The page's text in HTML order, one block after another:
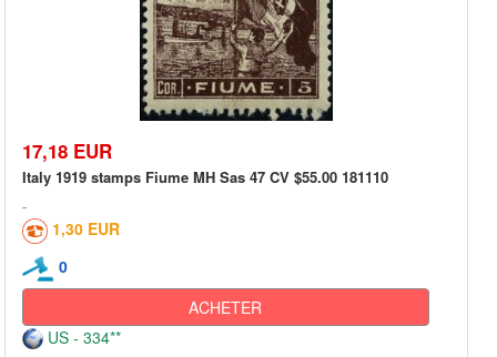
17,18 EUR
Italy 1919 stamps Fiume MH Sas 47 CV $55.00 181110
1,30 EUR
0
ACHETER
US - 334**